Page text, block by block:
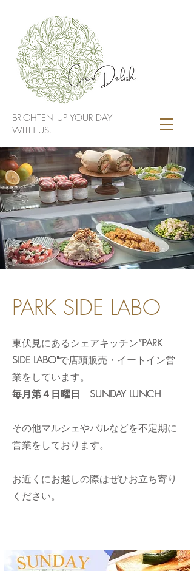
BRIGHTEN UP YOUR DAY
WITH US.
PARK SIDE LABO
東伏見にあるシェアキッチン”PARK
SIDE LABO"で店頭販売・イートイン営
業をしています。
毎月第４日曜日
SUNDAY LUNCH
その他マルシェやバルなどを不定期に
営業をしております。
​お近くにお越しの際はぜひお立ち寄り
ください。